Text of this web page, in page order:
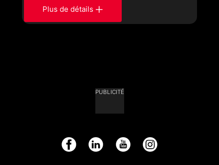
Plus de détails
PUBLICITÉ
Facebook LinkedIn YouTube Instagram